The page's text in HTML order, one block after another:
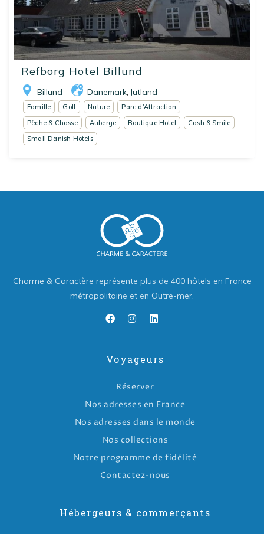
Refborg Hotel Billund
Billund Danemark Jutland
Famille Golf Nature
Parc d'Attraction
Pêche & Chasse
Auberge Boutique Hotel
Cash & Smile
Small Danish Hotels
Charme & Caractère représente plus de 400 hôtels en France
métropolitaine et en Outre-mer.
Voyageurs
Réserver
Nos adresses en France
Nos adresses dans le monde
Nos collections
Notre programme de fidélité
Contactez-nous
Hébergeurs & commerçants